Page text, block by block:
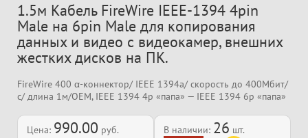
1.5м Кабель FireWire IEEE-1394 4pin
Male на 6pin Male для копирования
данных и видео с видеокамер, внешних
жестких дисков на ПК.
FireWire 400 α-коннектор/ IEEE 1394a/ скорость до 400Мбит/
с/ длина 1м/OEM, IEEE 1394 4p «папа» — IEEE 1394 6p «папа»
Цена: 990.00 руб. В наличии: 26 шт.